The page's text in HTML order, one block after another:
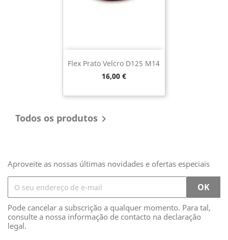
Flex Prato Velcro D125 M14
Preço
16,00 €
Todos os produtos 
Aproveite as nossas últimas novidades e ofertas especiais
Pode cancelar a subscrição a qualquer momento. Para tal,
consulte a nossa informação de contacto na declaração
legal.